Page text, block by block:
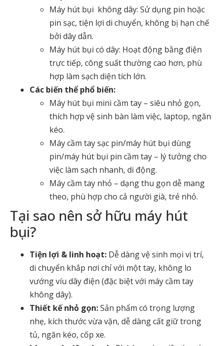
Máy hút bụi không dây: Sử dụng pin hoặc
pin sạc, tiện lợi di chuyển, không bị hạn chế
bởi dây dẫn.
Máy hút bụi có dây: Hoạt động bằng điện
trực tiếp, công suất thường cao hơn, phù
hợp làm sạch diện tích lớn.
Các biến thể phổ biến:
Máy hút bụi mini cầm tay – siêu nhỏ gọn,
thích hợp vệ sinh bàn làm việc, laptop, ngăn
kéo.
Máy cầm tay sạc pin/máy hút bụi dùng
pin/máy hút bụi pin cầm tay – lý tưởng cho
việc làm sạch nhanh, di động.
Máy cầm tay nhỏ – dạng thu gọn dễ mang
theo, phù hợp cho cả người già, trẻ nhỏ.
Tại sao nên sở hữu máy hút
bụi?
Tiện lợi & linh hoạt: Dễ dàng vệ sinh mọi vị trí,
di chuyển khắp nơi chỉ với một tay, không lo
vướng víu dây điện (đặc biệt với máy cầm tay
không dây).
Thiết kế nhỏ gọn:Sản phẩm có trọng lượng
nhẹ, kích thước vừa vặn, dễ dàng cất giữ trong
tủ, ngăn kéo, cốp xe.